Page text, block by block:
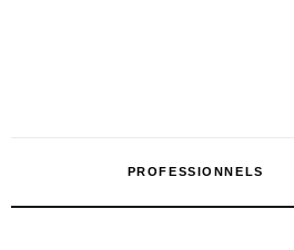
PROFESSIONNELS